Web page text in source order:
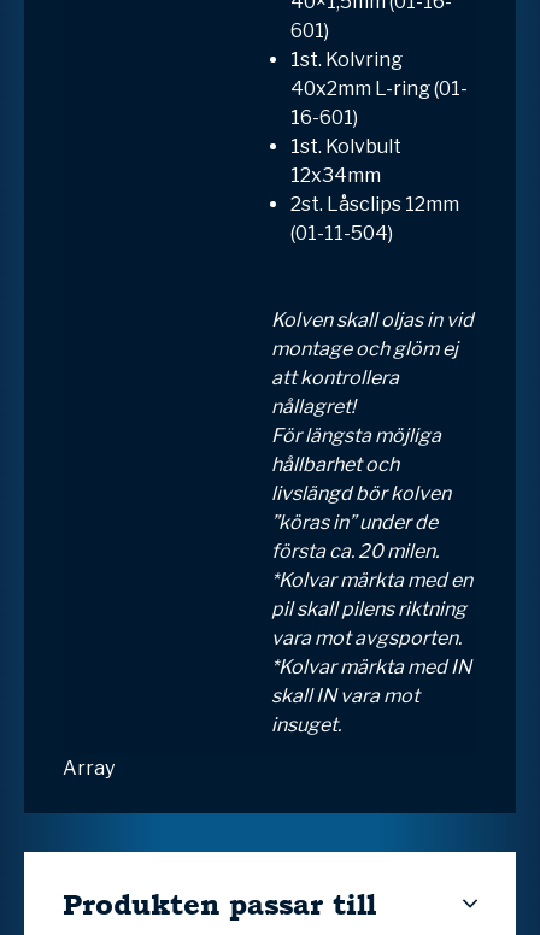
601)
1st. Kolvring
40x2mm L-ring (01-
16-601)
1st. Kolvbult
12x34mm
2st. Låsclips 12mm
(01-11-504)
Kolven skall oljas in vid
montage och glöm ej
att kontrollera
nållagret!
För längsta möjliga
hållbarhet och
livslängd bör kolven
”köras in” under de
första ca. 20 milen.
*Kolvar märkta med en
pil skall pilens riktning
vara mot avgsporten.
*Kolvar märkta med IN
skall IN vara mot
insuget.
Array
Produkten passar till